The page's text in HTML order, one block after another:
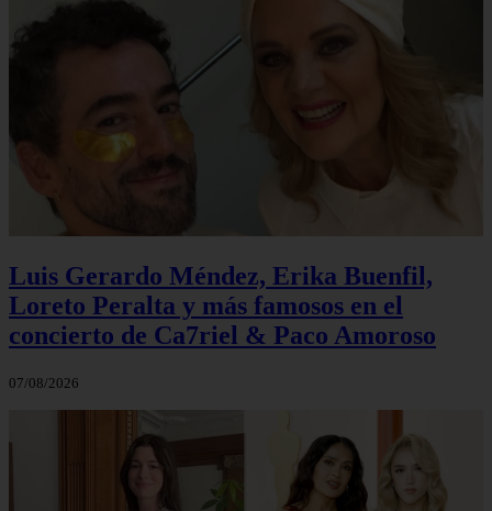
Luis Gerardo Méndez, Erika Buenfil,
Loreto Peralta y más famosos en el
concierto de Ca7riel & Paco Amoroso
07/08/2026